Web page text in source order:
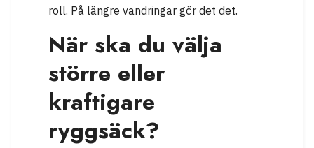
roll. På längre vandringar gör det det.
När ska du välja
större eller
kraftigare
ryggsäck?